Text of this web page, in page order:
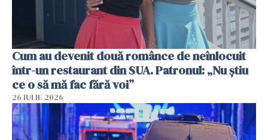
Cum au devenit două românce de neînlocuit
într-un restaurant din SUA. Patronul: „Nu știu
ce o să mă fac fără voi”
26 IULIE 2026